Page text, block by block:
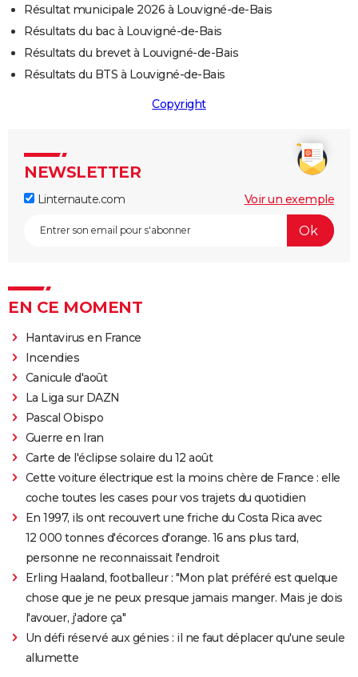
Résultat municipale 2026 à Louvigné-de-Bais
Résultats du bac à Louvigné-de-Bais
Résultats du brevet à Louvigné-de-Bais
Résultats du BTS à Louvigné-de-Bais
Copyright
NEWSLETTER
Linternaute.com Voir un exemple
EN CE MOMENT
Hantavirus en France
Incendies
Canicule d'août
La Liga sur DAZN
Pascal Obispo
Guerre en Iran
Carte de l'éclipse solaire du 12 août
Cette voiture électrique est la moins chère de France : elle
coche toutes les cases pour vos trajets du quotidien
En 1997, ils ont recouvert une friche du Costa Rica avec
12 000 tonnes d'écorces d'orange. 16 ans plus tard,
personne ne reconnaissait l'endroit
Erling Haaland, footballeur : "Mon plat préféré est quelque
chose que je ne peux presque jamais manger. Mais je dois
l'avouer, j'adore ça"
Un défi réservé aux génies : il ne faut déplacer qu'une seule
allumette